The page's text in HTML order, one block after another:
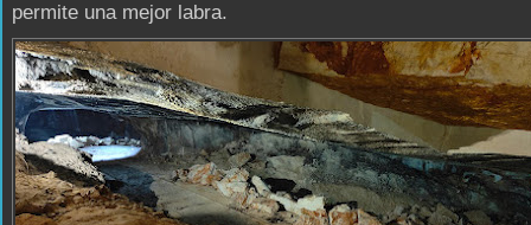
permite una mejor labra.